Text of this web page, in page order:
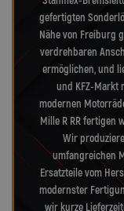
gefertigten
Nähe von Freiburg
verdrehbaren
ermöglichen, und
und KFZ-Markt
modernen
Mille R RR fertigen
Wir
umfangreichen
Ersatzteile vom
modernster
wir kurze